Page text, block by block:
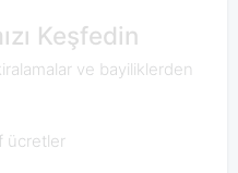
Keşfedin
ve bayiliklerden
ücretler